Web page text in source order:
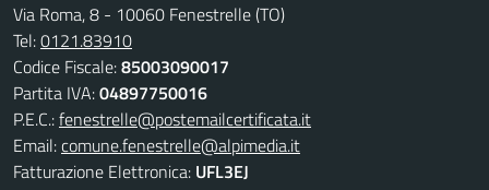
Via Roma, 8 - 10060 Fenestrelle (TO)
Tel:0121.83910
Codice Fiscale:85003090017
Partita IVA:04897750016
P.E.C.:fenestrelle@postemailcertificata.it
Email:comune.fenestrelle@alpimedia.it
Fatturazione Elettronica: UFL3EJ